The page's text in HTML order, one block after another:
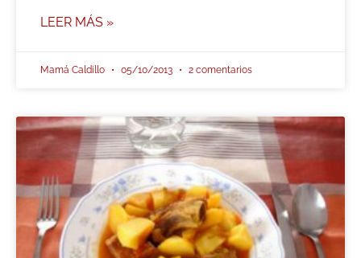
LEER MÁS »
Mamá Caldillo 05/10/2013 2 comentarios